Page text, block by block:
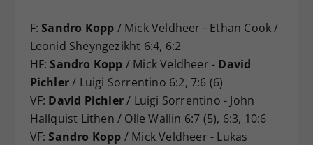
F:Sandro Kopp / Mick Veldheer - Ethan Cook /
Leonid Sheyngezikht 6:4, 6:2
HF:Sandro Kopp / Mick Veldheer - David
Pichler/ Luigi Sorrentino 6:2, 7:6 (6)
VF: David Pichler/ Luigi Sorrentino - John
Hallquist Lithen / Olle Wallin 6:7 (5), 6:3, 10:6
VF:Sandro Kopp / Mick Veldheer - Lukas